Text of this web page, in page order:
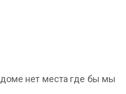
нет места где бы мы